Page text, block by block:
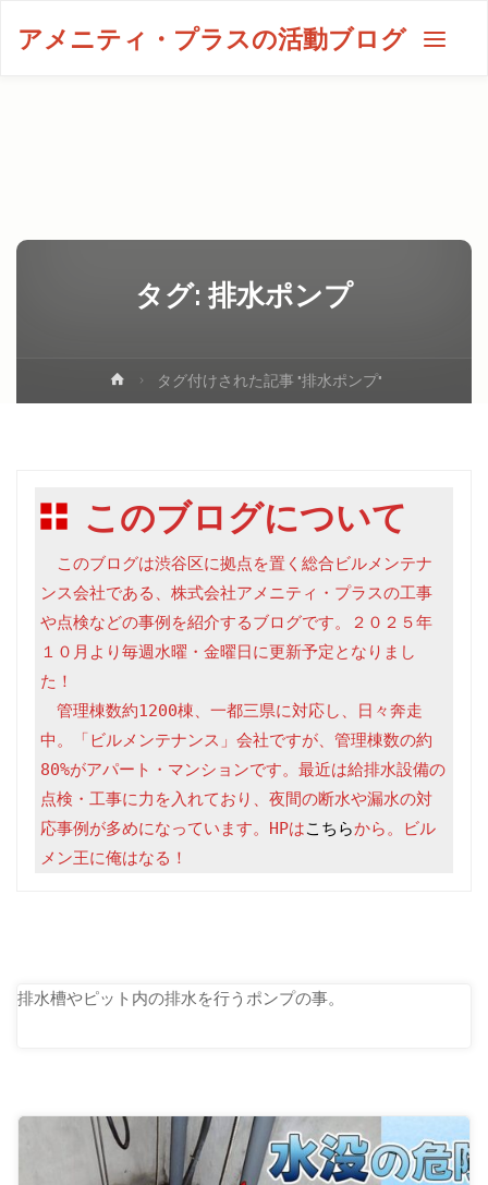
アメニティ・プラスの活動ブログ
タグ: 排水ポンプ
タグ付けされた記事 "排水ポンプ"
このブログについて
このブログは渋谷区に拠点を置く総合ビルメンテナ
ンス会社である、株式会社アメニティ・プラスの工事
や点検などの事例を紹介するブログです。２０２５年
１０月より毎週水曜・金曜日に更新予定となりまし
た！
管理棟数約1200棟、一都三県に対応し、日々奔走
中。「ビルメンテナンス」会社ですが、管理棟数の約
80%がアパート・マンションです。最近は給排水設備の
点検・工事に力を入れており、夜間の断水や漏水の対
応事例が多めになっています。HPはこちらから。ビル
メン王に俺はなる！
排水槽やピット内の排水を行うポンプの事。